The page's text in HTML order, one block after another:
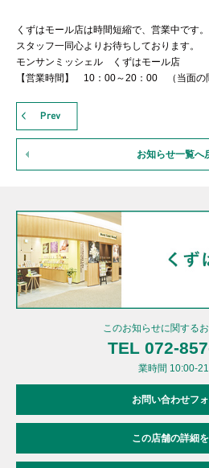
くずはモール店は時間短縮で、営業中です。
スタッフ一同心よりお待ちしております。
モンサンミッシェル くずはモール店
【営業時間】 10：00～20：00 （当面の
お知らせ一覧へ
このお知らせに関する
TEL 072-
業時間 10:00-
お問い合わせフ
この店舗の詳細